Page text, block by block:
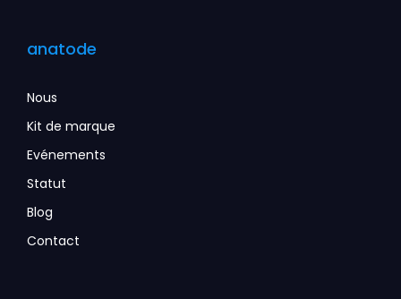
anatode
Nous
Kit de marque
Evénements
Statut
Blog
Contact